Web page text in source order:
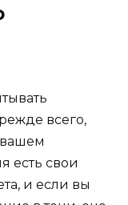
всего,
есть свои
и если вы